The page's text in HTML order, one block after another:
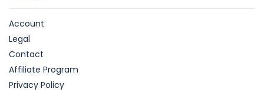
Account
Legal
Contact
Affiliate Program
Privacy Policy